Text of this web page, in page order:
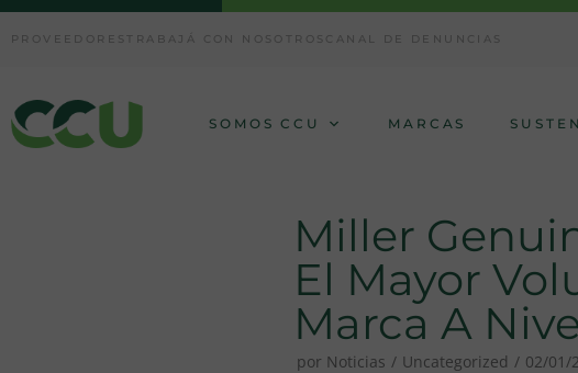
PROVEEDORES TRABAJÁ CON NOSOTROS CANAL DE DENUNCIAS
SOMOS CCU MARCAS
Miller
El Mayor
Marca A
por Noticias Uncategorized 02/01/